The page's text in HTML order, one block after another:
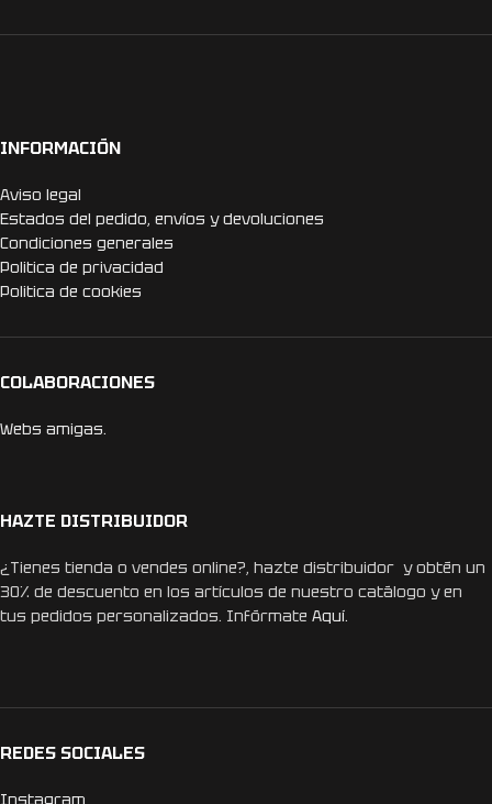
INFORMACIÓN
Aviso legal
Estados del pedido, envíos y devoluciones
Condiciones generales
Politica de privacidad
Politica de cookies
COLABORACIONES
Webs amigas.
HAZTE DISTRIBUIDOR
¿Tienes tienda o vendes online?, hazte distribuidor y obtén un
30% de descuento en los artículos de nuestro catálogo y en
tus pedidos personalizados. Infórmate Aquí.
REDES SOCIALES
Instagram